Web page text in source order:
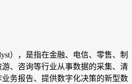
），是指在金融、电信、零售、制
、咨询等行业从事数据的采集、清
务报告、提供数字化决策的新型数